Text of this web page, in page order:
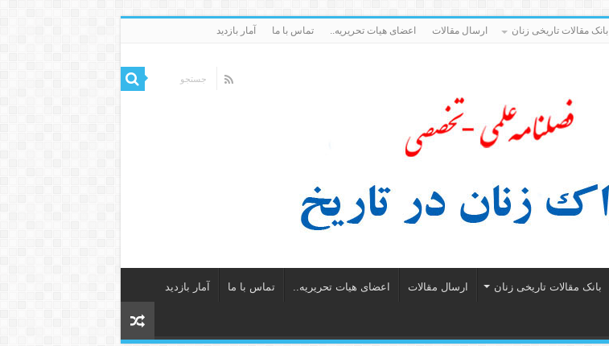
بانک مقالات تاریخی زنان ارسال مقالات اعضای هیات تحریریه.. تماس با ما آمار بازدید
بانک مقالات تاریخی زنان ارسال مقالات اعضای هیات تحریریه.. تماس با ما آمار بازدید